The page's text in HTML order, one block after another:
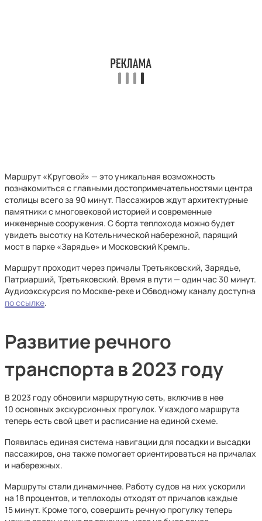
Маршрут «Круговой» — это уникальная возможность
познакомиться с главными достопримечательностями центра
столицы всего за 90 минут. Пассажиров ждут архитектурные
памятники с многовековой историей и современные
инженерные сооружения. С борта теплохода можно будет
увидеть высотку на Котельнической набережной, парящий
мост в парке «Зарядье» и Московский Кремль.
Маршрут проходит через причалы Третьяковский, Зарядье,
Патриарший, Третьяковский. Время в пути — один час 30 минут.
Аудиоэкскурсия по Москве-реке и Обводному каналу доступна
по ссылке.
Развитие речного
транспорта в 2023 году
В 2023 году обновили маршрутную сеть, включив в нее
10 основных экскурсионных прогулок. У каждого маршрута
теперь есть свой цвет и расписание на единой схеме.
Появилась единая система навигации для посадки и высадки
пассажиров, она также помогает ориентироваться на причалах
и набережных.
Маршруты стали динамичнее. Работу судов на них ускорили
на 18 процентов, и теплоходы отходят от причалов каждые
15 минут. Кроме того, совершить речную прогулку теперь